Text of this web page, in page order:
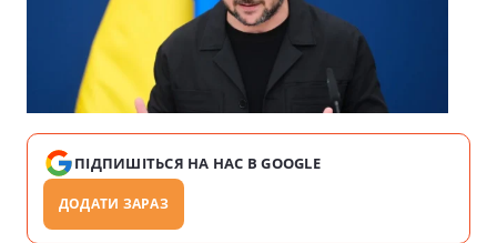
ПІДПИШІТЬСЯ НА НАС В GOOGLE
ДОДАТИ ЗАРАЗ